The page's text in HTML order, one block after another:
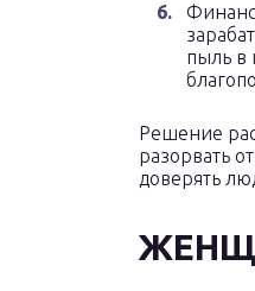
пыль в
Решение
разорвать
доверять